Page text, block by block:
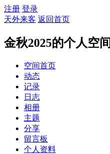
注册 登录
天外来客 返回首页
金秋2025的个人空间
空间首页
动态
记录
日志
相册
主题
分享
留言板
个人资料